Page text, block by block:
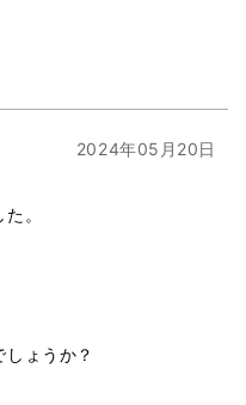
2024年05月20日
。
ょうか？